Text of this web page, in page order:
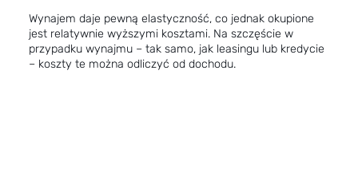
Wynajem daje pewną elastyczność, co jednak okupione
jest relatywnie wyższymi kosztami. Na szczęście w
przypadku wynajmu – tak samo, jak leasingu lub kredycie
– koszty te można odliczyć od dochodu.